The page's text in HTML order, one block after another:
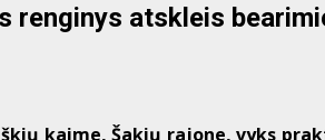
atskleis
kaime, Šakių rajone, vyks